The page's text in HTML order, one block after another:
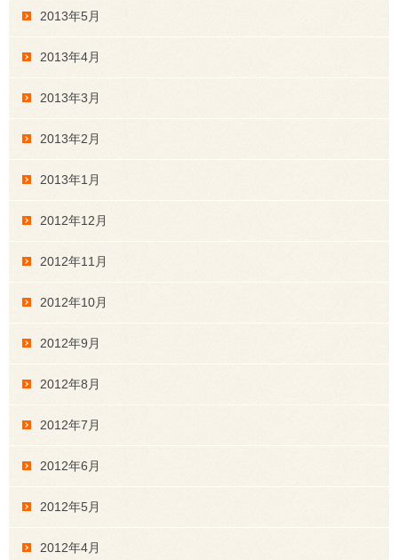
2013年5月
2013年4月
2013年3月
2013年2月
2013年1月
2012年12月
2012年11月
2012年10月
2012年9月
2012年8月
2012年7月
2012年6月
2012年5月
2012年4月